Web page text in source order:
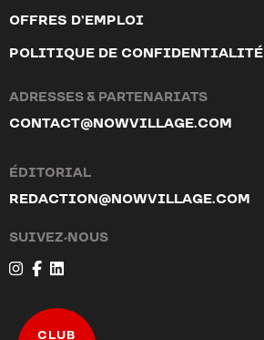
CLUB
OFFRES D’EMPLOI
POLITIQUE DE CONFIDENTIALITÉ
ADRESSES & PARTENARIATS
CONTACT@NOWVILLAGE.COM
ÉDITORIAL
REDACTION@NOWVILLAGE.COM
SUIVEZ-NOUS